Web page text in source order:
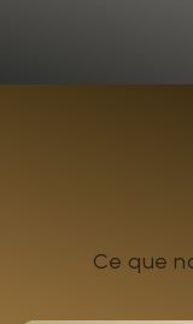
Ce que